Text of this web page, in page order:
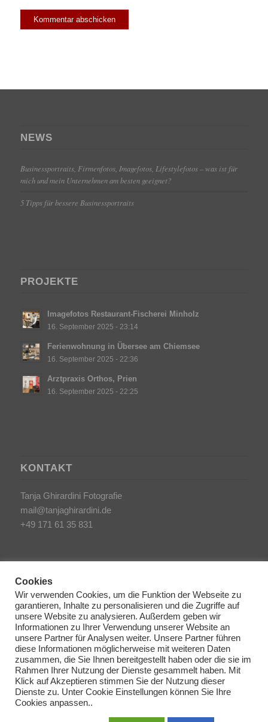
NEWS
Businessportraits, Firmenfotos, Imagefotos, Lifestylefotos – was ist für
mich und mein Unternehmen am besten geeignet?
5 Tipps für bessere Businessportraits
PROJEKTE
Imagefotos Restaurant-Fischerei Minholz
16. September 2025 - 23:14
Ferienwohnung in Übersee am Chiemsee
16. September 2025 - 22:36
Arztpraxis Orthos, Prien
16. September 2025 - 22:25
KONTAKT
Tanja Ghirardini Fotografie
mail@tanjaghirardini.de
+49 171 61 35 831
SONSTIGES
AGB/Impressum
Haftungsausschluss
Datenschutzerklärung
Cookie Richtlinien
Cookies
Wir verwenden Cookies, um die Funktion der Webseite zu
garantieren, Inhalte zu personalisieren und die Zugriffe auf
unsere Website zu analysieren. Außerdem geben wir
Informationen zu Ihrer Verwendung unserer Website an
unsere Partner für Analysen weiter. Unsere Partner führen
diese Informationen möglicherweise mit weiteren Daten
zusammen, die Sie Ihnen bereitgestellt haben oder die sie im
Rahmen Ihrer Nutzung der Dienste gesammelt haben. Mit
Klick auf Akzeptieren stimmen Sie der Nutzung dieser
Dienste zu. Unter Cookie Einstellungen können Sie Ihre
Cookies anpassen..